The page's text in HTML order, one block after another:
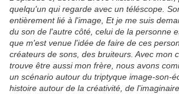
quelqu'un qui regarde avec un téléscope.
entièrement lié à l'image, Et je me suis
du son de l'autre côté, celui de la personne
que m'est venue l'idée de faire de ces
créateurs de sons, des bruiteurs. Avec mon
trouve être aussi mon frère, nous avons
un scénario autour du triptyque image-son-
histoire autour de la créativité, de